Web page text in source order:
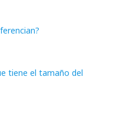
tiene el tamaño del